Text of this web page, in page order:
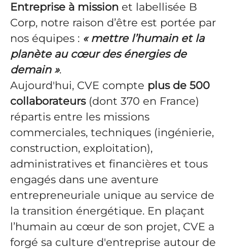
Entreprise à mission et labellisée B
Corp, notre raison d’être est portée par
nos équipes : « mettre l’humain et la
planète au cœur des énergies de
demain ».
Aujourd'hui, CVE compte plus de 500
collaborateurs(dont 370 en France)
répartis entre les missions
commerciales, techniques (ingénierie,
construction, exploitation),
administratives et financières et tous
engagés dans une aventure
entrepreneuriale unique au service de
la transition énergétique. En plaçant
l’humain au cœur de son projet, CVE a
forgé sa culture d'entreprise autour de